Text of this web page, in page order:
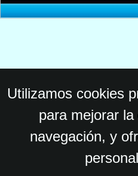
Utilizamos cookies
para mejorar
navegación, y